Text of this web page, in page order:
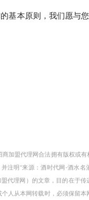
基本原则，我们愿与
加盟代理网合法拥有版权或有
注明“来源：酒时代网-酒水名
代理网）的文章，目的在于传
人从本网转载时，必须保留本